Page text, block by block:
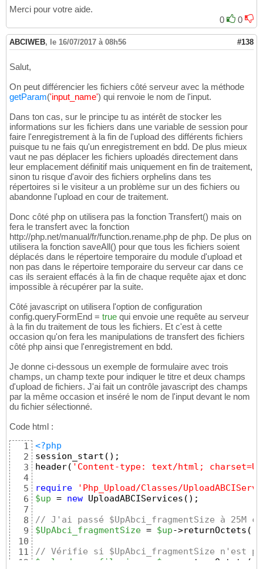
Merci pour votre aide.
0
0
ABCIWEB, le 16/07/2017 à 08h56 #138
Salut,
On peut différencier les fichiers côté serveur avec la méthode
getParam('input_name') qui renvoie le nom de l'input.
Dans ton cas, sur le principe tu as intérêt de stocker les
informations sur les fichiers dans une variable de session pour
faire l'enregistrement à la fin de l'upload des différents fichiers
puisque tu ne fais qu'un enregistrement en bdd. De plus mieux
vaut ne pas déplacer les fichiers uploadés directement dans
leur emplacement définitif mais uniquement en fin de traitement,
sinon tu risque d'avoir des fichiers orphelins dans tes
répertoires si le visiteur a un problème sur un des fichiers ou
abandonne l'upload en cour de traitement.
Donc côté php on utilisera pas la fonction Transfert() mais on
fera le transfert avec la fonction
http://php.net/manual/fr/function.rename.php de php. De plus on
utilisera la fonction saveAll() pour que tous les fichiers soient
déplacés dans le répertoire temporaire du module d'upload et
non pas dans le répertoire temporaire du serveur car dans ce
cas ils seraient effacés à la fin de chaque requête ajax et donc
impossible à récupérer par la suite.
Côté javascript on utilisera l'option de configuration
config.queryFormEnd = true qui envoie une requête au serveur
à la fin du traitement de tous les fichiers. Et c'est à cette
occasion qu'on fera les manipulations de transfert des fichiers
côté php ainsi que l'enregistrement en bdd.
Je donne ci-dessous un exemple de formulaire avec trois
champs, un champ texte pour indiquer le titre et deux champs
d'upload de fichiers. J'ai fait un contrôle javascript des champs
par la même occasion et inséré le nom de l'input devant le nom
du fichier sélectionné.
Code html :
1
2
3
4
5
6
7
8
9
10
11
12
<?php
session_start ( ) ;
header( 'Content-type: text/html;
require
'Php_Upload/Classes/
$up = new UploadABCIServices ( ) ;
// J'ai passé $UpAbci_fragmentSize à
$UpAbci_fragmentSize = $up->returnOctets (
// Vérifie si $UpAbci_fragmentSize n'est
$upload_max_filesize
$up ->returnOctets (